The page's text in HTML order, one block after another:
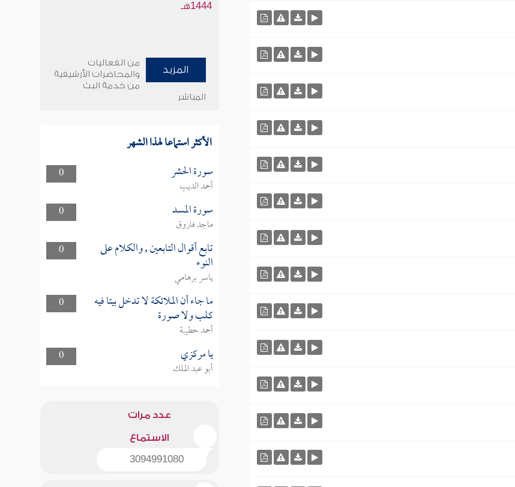
1444هـ
المزيد
من الفعاليات
والمحاضرات الأرشيفية
من خدمة البث
المباشر
الأكثر استماعا لهذا الشهر
0 سورة الحشر
أحمد الديب
0
سورة المسد
ماجد فاروق
0
تابع أقوال التابعين , والكلام على
النوء
ياسر برهامي
0
ما جاء أن الملائكة لا تدخل بيتا فيه
كلب ولا صورة
أحمد حطيبة
0
يا مركزي
أبو عبد الملك
عدد مرات
الاستماع
3094991080